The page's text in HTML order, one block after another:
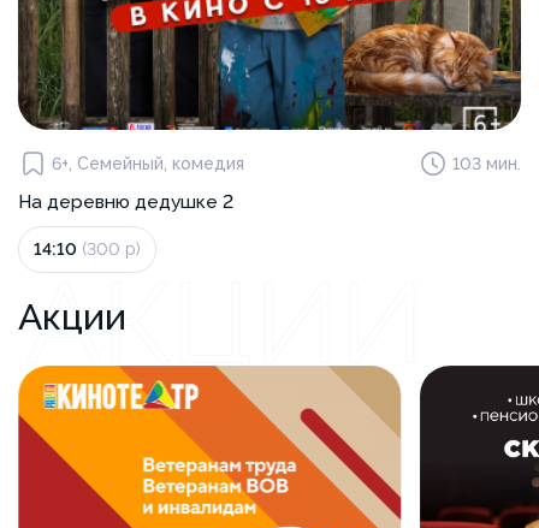
6+, Семейный, комедия 103 мин.
На деревню дедушке 2
14:10 (300 р)
АКЦИИ
Акции